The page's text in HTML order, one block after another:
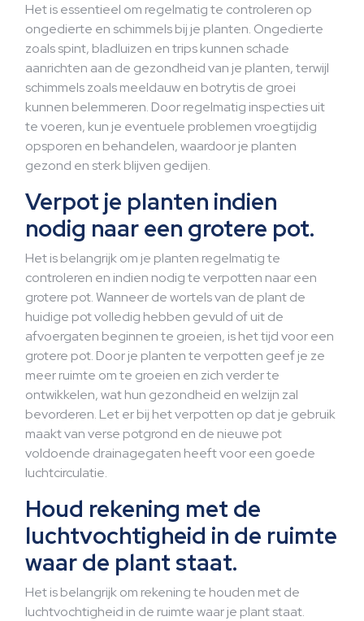
Het is essentieel om regelmatig te controleren op
ongedierte en schimmels bij je planten. Ongedierte
zoals spint, bladluizen en trips kunnen schade
aanrichten aan de gezondheid van je planten, terwijl
schimmels zoals meeldauw en botrytis de groei
kunnen belemmeren. Door regelmatig inspecties uit
te voeren, kun je eventuele problemen vroegtijdig
opsporen en behandelen, waardoor je planten
gezond en sterk blijven gedijen.
Verpot je planten indien
nodig naar een grotere pot.
Het is belangrijk om je planten regelmatig te
controleren en indien nodig te verpotten naar een
grotere pot. Wanneer de wortels van de plant de
huidige pot volledig hebben gevuld of uit de
afvoergaten beginnen te groeien, is het tijd voor een
grotere pot. Door je planten te verpotten geef je ze
meer ruimte om te groeien en zich verder te
ontwikkelen, wat hun gezondheid en welzijn zal
bevorderen. Let er bij het verpotten op dat je gebruik
maakt van verse potgrond en de nieuwe pot
voldoende drainagegaten heeft voor een goede
luchtcirculatie.
Houd rekening met de
luchtvochtigheid in de ruimte
waar de plant staat.
Het is belangrijk om rekening te houden met de
luchtvochtigheid in de ruimte waar je plant staat.